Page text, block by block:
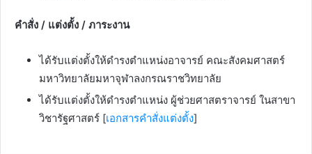
คำสั่ง / แต่งตั้ง / ภาระงาน
ได้รับแต่งตั้งให้ดำรงตำแหน่งอาจารย์ คณะสังคมศาสตร์
มหาวิทยาลัยมหาจุฬาลงกรณราชวิทยาลัย
ได้รับแต่งตั้งให้ดำรงตำแหน่ง ผู้ช่วยศาสตราจารย์ ในสาขา
วิชารัฐศาสตร์ [เอกสารคำสั่งแต่งตั้ง]